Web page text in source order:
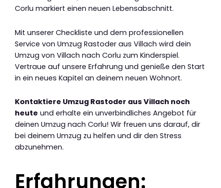
Corlu markiert einen neuen Lebensabschnitt.
Mit unserer Checkliste und dem professionellen
Service von Umzug Rastoder aus Villach wird dein
Umzug von Villach nach Corlu zum Kinderspiel.
Vertraue auf unsere Erfahrung und genieße den Start
in ein neues Kapitel an deinem neuen Wohnort.
Kontaktiere Umzug Rastoder aus Villach noch
heute und erhalte ein unverbindliches Angebot für
deinen Umzug nach Corlu! Wir freuen uns darauf, dir
bei deinem Umzug zu helfen und dir den Stress
abzunehmen.
Erfahrungen: